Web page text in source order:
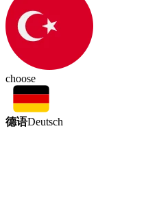
choose
德语Deutsch